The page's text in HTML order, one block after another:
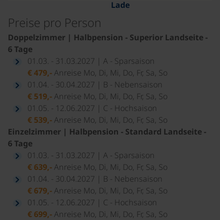
Lade
Preise pro Person
Doppelzimmer | Halbpension - Superior Landseite -
6 Tage
01.03. - 31.03.2027 | A - Sparsaison
€ 479,-Anreise Mo, Di, Mi, Do, Fr, Sa, So
01.04. - 30.04.2027 | B - Nebensaison
€ 519,-Anreise Mo, Di, Mi, Do, Fr, Sa, So
01.05. - 12.06.2027 | C - Hochsaison
€ 539,-Anreise Mo, Di, Mi, Do, Fr, Sa, So
Einzelzimmer | Halbpension - Standard Landseite -
6 Tage
01.03. - 31.03.2027 | A - Sparsaison
€ 639,-Anreise Mo, Di, Mi, Do, Fr, Sa, So
01.04. - 30.04.2027 | B - Nebensaison
€ 679,-Anreise Mo, Di, Mi, Do, Fr, Sa, So
01.05. - 12.06.2027 | C - Hochsaison
€ 699,-Anreise Mo, Di, Mi, Do, Fr, Sa, So